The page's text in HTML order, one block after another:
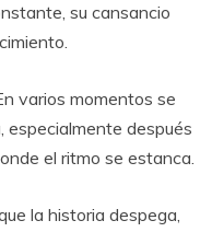
su cansancio
varios momentos se
especialmente después
el ritmo se estanca.
la historia despega,